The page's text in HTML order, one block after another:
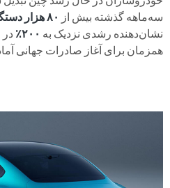
سه‌ماهه گذشته بیش از ۸۰ هزار دستگاه
نشان‌دهنده رشدی نزدیک به ۲۰۰٪
همزمان برای آغاز صادرات جهانی